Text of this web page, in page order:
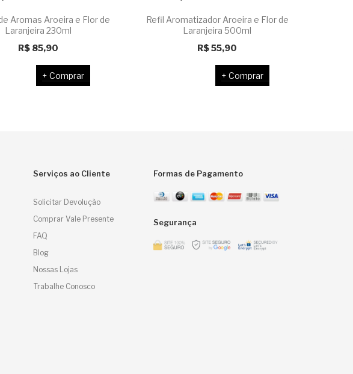
Aromas Aroeira e Flor de
Laranjeira 230ml
R$ 85,90
Comprar
Refil Aromatizador Aroeira e Flor de
Laranjeira 500ml
R$55,90
Comprar
Serviços ao Cliente
Solicitar Devolução
Comprar Vale Presente
FAQ
Blog
Nossas Lojas
Trabalhe Conosco
Formas de Pagamento
Segurança